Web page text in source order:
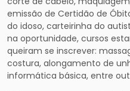
emissão de Certidão de
do idoso, carteirinha do
na oportunidade, cursos
queiram se inscrever:
costura, alongamento de
informática básica, entre